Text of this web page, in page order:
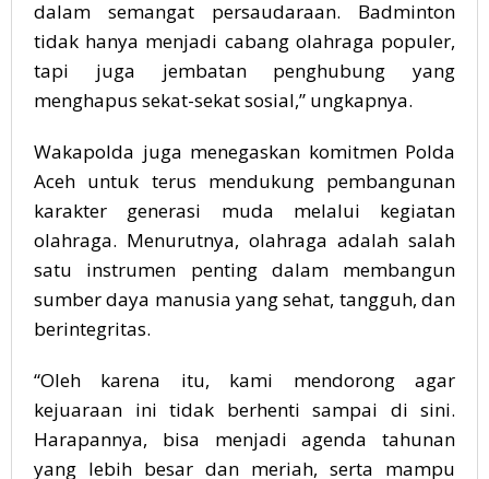
dalam semangat persaudaraan. Badminton
tidak hanya menjadi cabang olahraga populer,
tapi juga jembatan penghubung yang
menghapus sekat-sekat sosial,” ungkapnya.
Wakapolda juga menegaskan komitmen Polda
Aceh untuk terus mendukung pembangunan
karakter generasi muda melalui kegiatan
olahraga. Menurutnya, olahraga adalah salah
satu instrumen penting dalam membangun
sumber daya manusia yang sehat, tangguh, dan
berintegritas.
“Oleh karena itu, kami mendorong agar
kejuaraan ini tidak berhenti sampai di sini.
Harapannya, bisa menjadi agenda tahunan
yang lebih besar dan meriah, serta mampu